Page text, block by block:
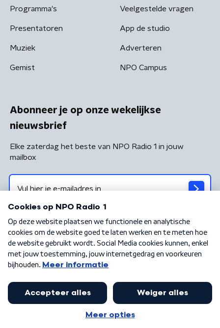
Programma's
Presentatoren
Muziek
Gemist
Veelgestelde vragen
App de studio
Adverteren
NPO Campus
Abonneer je op onze wekelijkse
nieuwsbrief
Elke zaterdag het beste van NPO Radio 1 in jouw
mailbox
Algemene voorwaarden